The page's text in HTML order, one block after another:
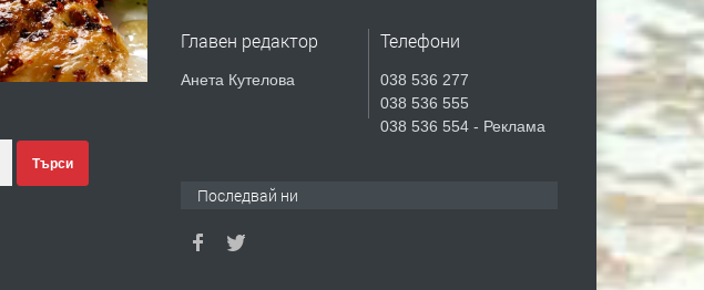
Търси
Главен редактор
Анета Кутелова
Телефони
038 536 277
038 536 555
038 536 554 - Реклама
Последвай ни